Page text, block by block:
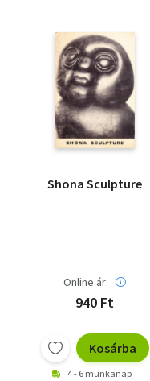
Shona Sculpture
Online ár:
940 Ft
Kosárba
4 - 6 munkanap